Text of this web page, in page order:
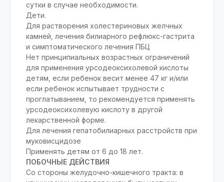
сутки в случае необходимости.
Дети.
Для растворения холестериновых желчных
камней, лечения билиарного рефлюкс-гастрита
и симптоматического лечения ПБЦ
Нет принципиальных возрастных ограничений
для применения урсодеоксихолевой кислоты
детям, если ребенок весит менее 47 кг и/или
если ребенок испытывает трудности с
проглатыванием, то рекомендуется применять
урсодеоксихолевую кислоту в другой
лекарственной форме.
Для лечения гепатобилиарных расстройств при
муковисцидозе
Применять детям от 6 до 18 лет.
ПОБОЧНЫЕ ДЕЙСТВИЯ
Со стороны желудочно-кишечного тракта: в